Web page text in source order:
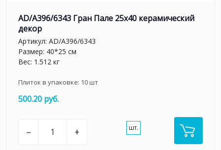
AD/A396/6343 Гран Пале 25x40 керамический
декор
Артикул: AD/A396/6343
Размер: 40*25 см
Вес: 1.512 кг
Плиток в упаковке: 10шт
500.20 руб.
– + шт.